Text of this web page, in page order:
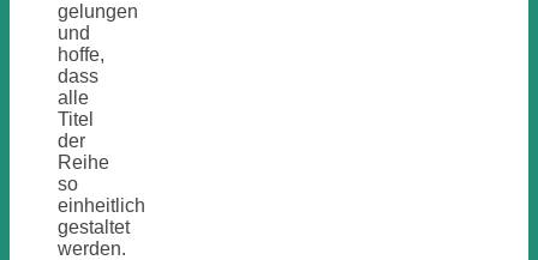
gelungen
und
hoffe,
dass
alle
Titel
der
Reihe
so
einheitlich
gestaltet
werden.